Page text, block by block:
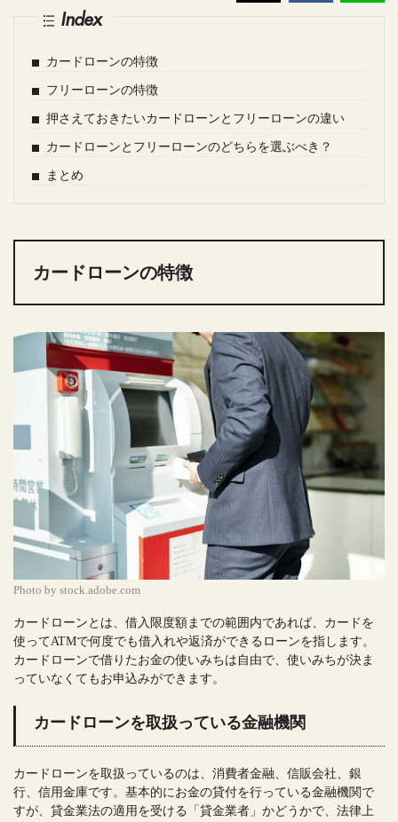
Index
カードローンの特徴
フリーローンの特徴
押さえておきたいカードローンとフリーローンの違い
カードローンとフリーローンのどちらを選ぶべき？
まとめ
カードローンの特徴
Photo by stock.adobe.com
カードローンとは、借入限度額までの範囲内であれば、カードを
使ってATMで何度でも借入れや返済ができるローンを指します。
カードローンで借りたお金の使いみちは自由で、使いみちが決ま
っていなくてもお申込みができます。
カードローンを取扱っている金融機関
カードローンを取扱っているのは、消費者金融、信販会社、銀
行、信用金庫です。基本的にお金の貸付を行っている金融機関で
すが、貸金業法の適用を受ける「貸金業者」かどうかで、法律上